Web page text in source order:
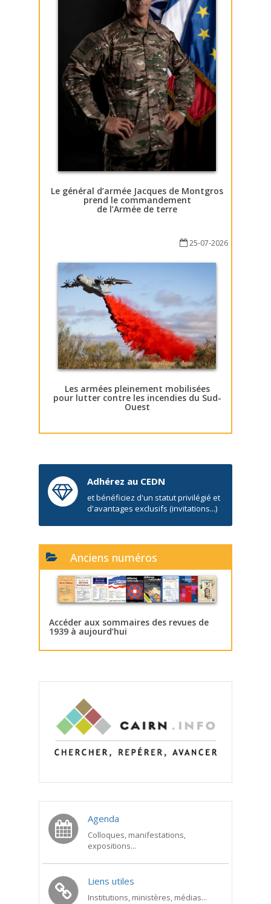
Le général d’armée Jacques de Montgros
prend le commandement
de l’Armée de terre
25-07-2026
Les armées pleinement mobilisées
pour lutter contre les incendies du Sud-
Ouest
Adhérez au CEDN
et bénéficiez d'un statut privilégié et
d'avantages exclusifs (invitations...)
Anciens numéros
Accéder aux sommaires des revues de
1939 à aujourd’hui
Agenda
Colloques, manifestations,
expositions...
Liens utiles
Institutions, ministères, médias...